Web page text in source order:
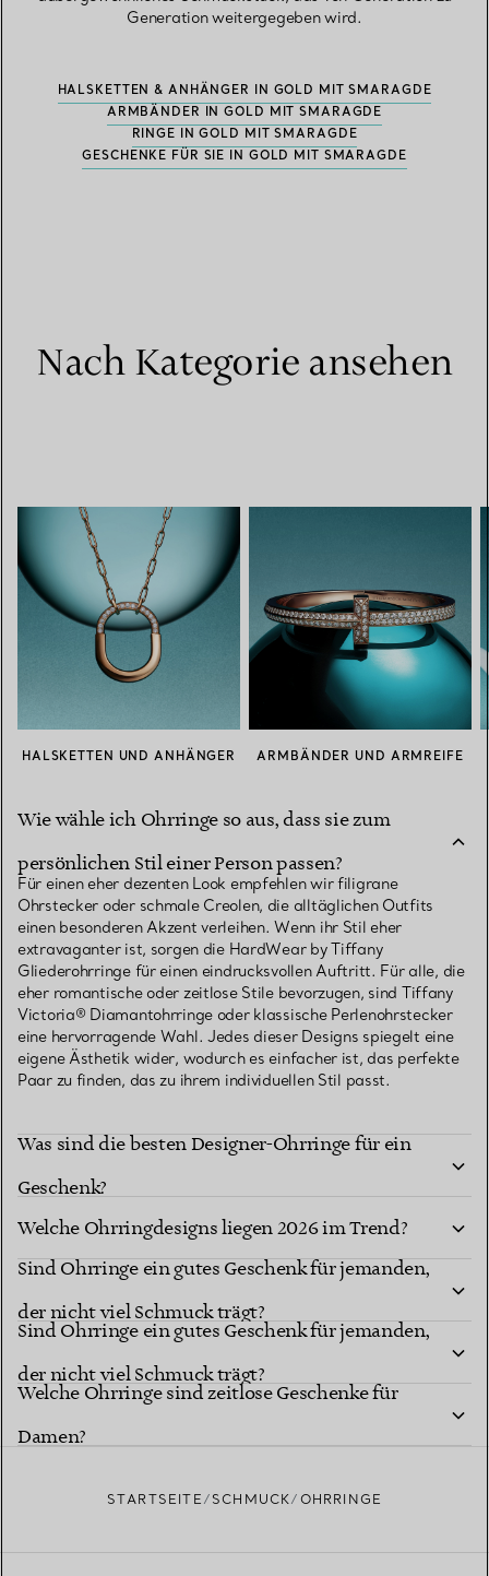
Generation weitergegeben wird.
HALSKETTEN & ANHÄNGER IN GOLD MIT SMARAGDE
ARMBÄNDER IN GOLD MIT SMARAGDE
RINGE IN GOLD MIT SMARAGDE
GESCHENKE FÜR SIE IN GOLD MIT SMARAGDE
Nach Kategorie ansehen
HALSKETTEN UND ANHÄNGER ARMBÄNDER UND ARMREIFE
Wie wähle ich Ohrringe so aus, dass sie zum
persönlichen Stil einer Person passen?
Für einen eher dezenten Look empfehlen wir filigrane
Ohrstecker oder schmale Creolen, die alltäglichen Outfits
einen besonderen Akzent verleihen. Wenn ihr Stil eher
extravaganter ist, sorgen die HardWear by Tiffany
Gliederohrringe für einen eindrucksvollen Auftritt. Für alle, die
eher romantische oder zeitlose Stile bevorzugen, sind Tiffany
Victoria® Diamantohrringe oder klassische Perlenohrstecker
eine hervorragende Wahl. Jedes dieser Designs spiegelt eine
eigene Ästhetik wider, wodurch es einfacher ist, das perfekte
Paar zu finden, das zu ihrem individuellen Stil passt.
Was sind die besten Designer-Ohrringe für ein
Geschenk?
Welche Ohrringdesigns liegen 2026 im Trend?
Sind Ohrringe ein gutes Geschenk für jemanden,
der nicht viel Schmuck trägt?
Sind Ohrringe ein gutes Geschenk für jemanden,
der nicht viel Schmuck trägt?
Welche Ohrringe sind zeitlose Geschenke für
Damen?
STARTSEITE SCHMUCK OHRRINGE